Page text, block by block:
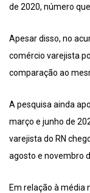
de 2020, número
Apesar disso, no
comércio varejista
comparação ao
A pesquisa ainda
março e junho de
varejista do RN
agosto e novembro
Em relação à média